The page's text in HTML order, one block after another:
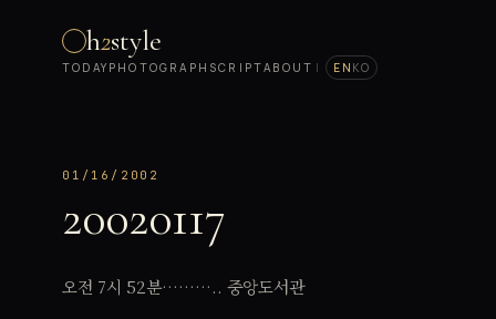
h2style
TODAY PHOTOGRAPH SCRIPTABOUT | EN KO
01/16/2002
20020117
오전 7시 52분……….. 중앙도서관